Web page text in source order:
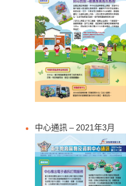
中心通訊 – 2021年3月